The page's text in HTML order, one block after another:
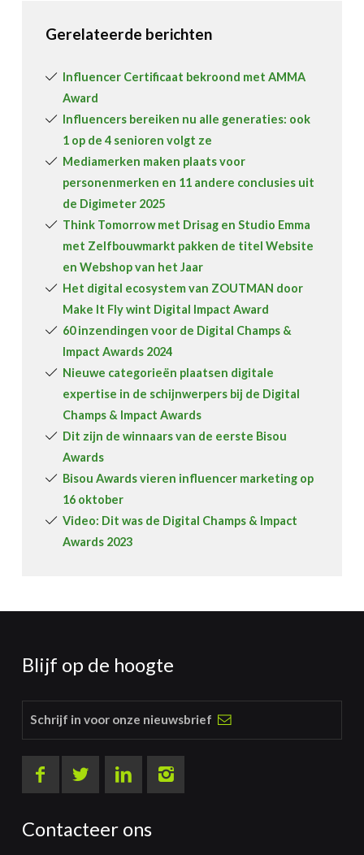
Gerelateerde berichten
Influencer Certificaat bekroond met AMMA
Award
Influencers bereiken nu alle generaties: ook
1 op de 4 senioren volgt ze
Mediamerken maken plaats voor
personenmerken en 11 andere conclusies uit
de Digimeter 2025
Think Tomorrow met Drisag en Studio Emma
met Zelfbouwmarkt pakken de titel Website
en Webshop van het Jaar
Het digital ecosystem van ZOUTMAN door
Make It Fly wint Digital Impact Award
60 inzendingen voor de Digital Champs &
Impact Awards 2024
Nieuwe categorieën plaatsen digitale
expertise in de schijnwerpers bij de Digital
Champs & Impact Awards
Dit zijn de winnaars van de eerste Bisou
Awards
Bisou Awards vieren influencer marketing op
16 oktober
Video: Dit was de Digital Champs & Impact
Awards 2023
Blijf op de hoogte
Schrijf in voor onze nieuwsbrief
Contacteer ons